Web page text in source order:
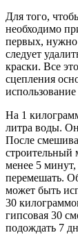
Для того,
необходимо
первых, нужно
следует
краски. Все
сцепления
На 1
литра воды.
После
строительный
менее 5 минут,
перемешать.
может быть
30
гипсовая 30
подождать 7